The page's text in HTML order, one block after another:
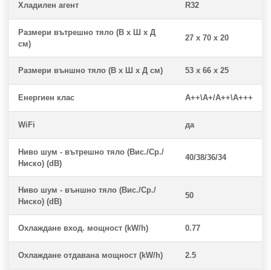
Хладилен агент R32
Размери вътрешно тяло (В x Ш x Д
см)
27 x 70 x 20
Размери външно тяло (В x Ш x Д см) 53 x 66 x 25
Енергиен клас A++\A+/A++\A+++
WiFi да
Ниво шум - вътрешно тяло (Вис./Ср./
Ниско) (dB)
40/38/36/34
Ниво шум - външно тяло (Вис./Ср./
Ниско) (dB)
50
Охлаждане вход. мощност (kW/h) 0.77
Охлаждане отдавана мощност (kW/h) 2.5